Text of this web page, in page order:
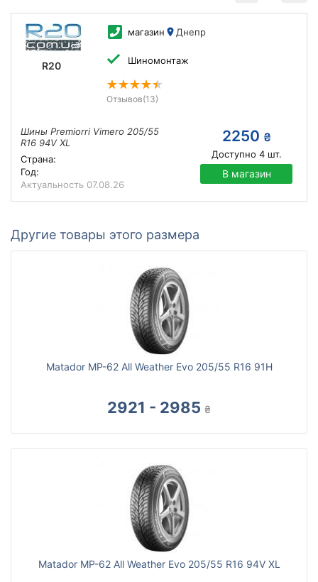
R20
магазин Днепр
Шиномонтаж
Отзывов(13)
Шины Premiorri Vimero 205/55
R16 94V XL
Страна:
Год:
Актуальность 07.08.26
2250 ₴
Доступно 4шт.
В магазин
Другие товары этого размера
Matador MP-62 All Weather Evo 205/55 R16 91H
2921 - 2985 ₴
Matador MP-62 All Weather Evo 205/55 R16 94V XL